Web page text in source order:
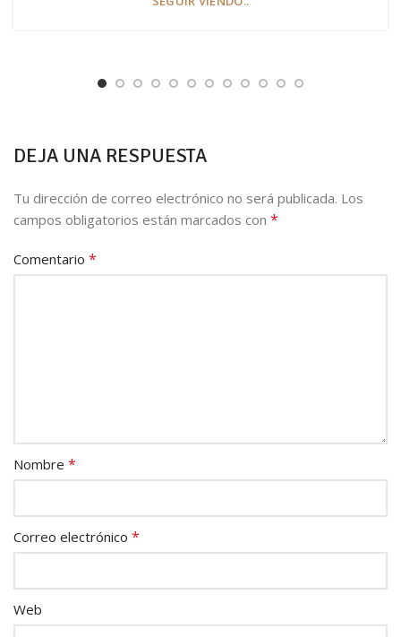
DEJA UNA RESPUESTA
Tu dirección de correo electrónico no será publicada. Los
campos obligatorios están marcados con *
Comentario *
Nombre *
Correo electrónico *
Web